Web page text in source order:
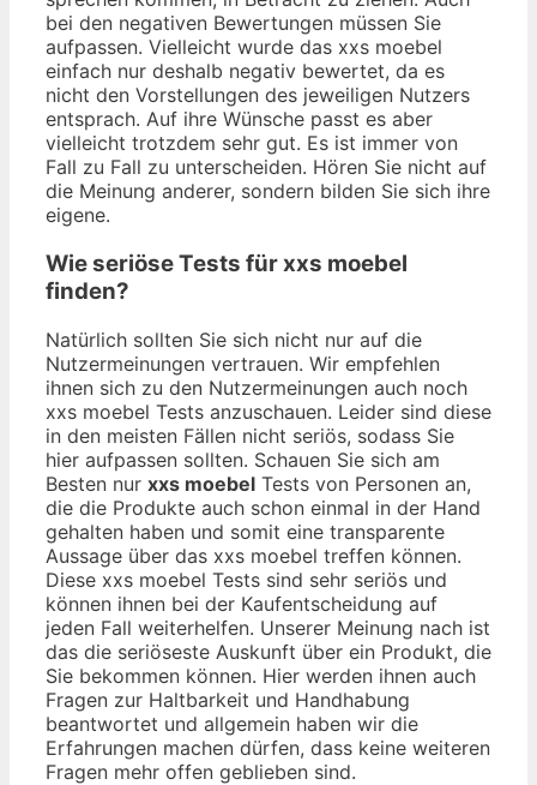
bei den negativen Bewertungen müssen Sie
aufpassen. Vielleicht wurde das xxs moebel
einfach nur deshalb negativ bewertet, da es
nicht den Vorstellungen des jeweiligen Nutzers
entsprach. Auf ihre Wünsche passt es aber
vielleicht trotzdem sehr gut. Es ist immer von
Fall zu Fall zu unterscheiden. Hören Sie nicht auf
die Meinung anderer, sondern bilden Sie sich ihre
eigene.
Wie seriöse Tests für xxs moebel
finden?
Natürlich sollten Sie sich nicht nur auf die
Nutzermeinungen vertrauen. Wir empfehlen
ihnen sich zu den Nutzermeinungen auch noch
xxs moebel Tests anzuschauen. Leider sind diese
in den meisten Fällen nicht seriös, sodass Sie
hier aufpassen sollten. Schauen Sie sich am
Besten nur xxs moebel Tests von Personen an,
die die Produkte auch schon einmal in der Hand
gehalten haben und somit eine transparente
Aussage über das xxs moebel treffen können.
Diese xxs moebel Tests sind sehr seriös und
können ihnen bei der Kaufentscheidung auf
jeden Fall weiterhelfen. Unserer Meinung nach ist
das die seriöseste Auskunft über ein Produkt, die
Sie bekommen können. Hier werden ihnen auch
Fragen zur Haltbarkeit und Handhabung
beantwortet und allgemein haben wir die
Erfahrungen machen dürfen, dass keine weiteren
Fragen mehr offen geblieben sind.